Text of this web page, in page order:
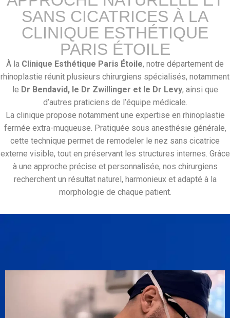
SANS CICATRICES À LA
CLINIQUE ESTHÉTIQUE
PARIS ÉTOILE
À la Clinique Esthétique Paris Étoile, notre département de
rhinoplastie réunit plusieurs chirurgiens spécialisés, notamment
le Dr Bendavid, le Dr Zwillinger et le Dr Levy, ainsi que
d’autres praticiens de l’équipe médicale.
La clinique propose notamment une expertise en rhinoplastie
fermée extra-muqueuse. Pratiquée sous anesthésie générale,
cette technique permet de remodeler le nez sans cicatrice
externe visible, tout en préservant les structures internes. Grâce
à une approche précise et personnalisée, nos chirurgiens
recherchent un résultat naturel, harmonieux et adapté à la
morphologie de chaque patient.